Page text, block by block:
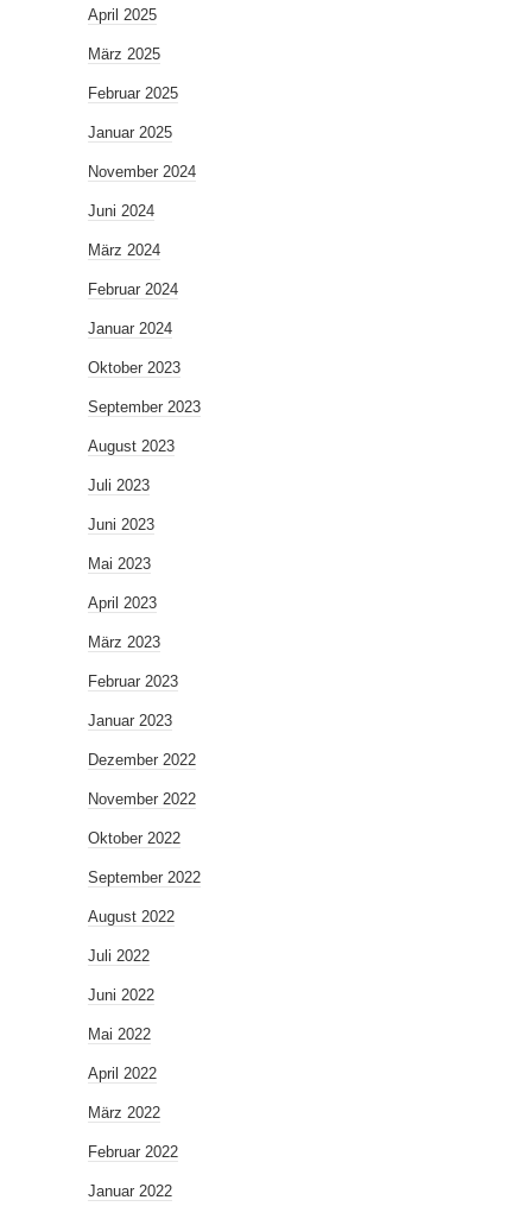
April 2025
März 2025
Februar 2025
Januar 2025
November 2024
Juni 2024
März 2024
Februar 2024
Januar 2024
Oktober 2023
September 2023
August 2023
Juli 2023
Juni 2023
Mai 2023
April 2023
März 2023
Februar 2023
Januar 2023
Dezember 2022
November 2022
Oktober 2022
September 2022
August 2022
Juli 2022
Juni 2022
Mai 2022
April 2022
März 2022
Februar 2022
Januar 2022